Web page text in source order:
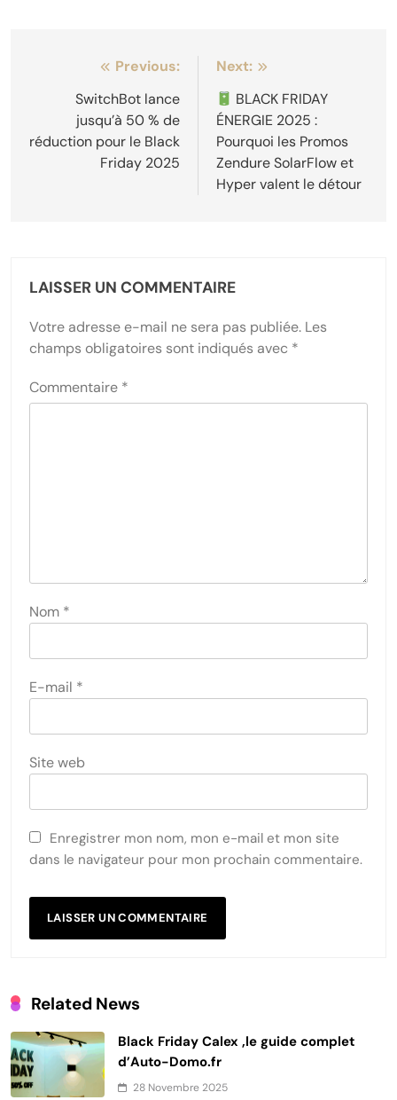
Navigation
l’article
Previous:
SwitchBot lance
jusqu’à 50 % de
réduction pour le Black
Friday 2025
Next:
BLACK FRIDAY
ÉNERGIE 2025 :
Pourquoi les Promos
Zendure SolarFlow et
Hyper valent le détour
LAISSER UN COMMENTAIRE
Votre adresse e-mail ne sera pas publiée. Les
champs obligatoires sont indiqués avec *
Commentaire *
Nom *
E-mail *
Site web
Enregistrer mon nom, mon e-mail et mon site
dans le navigateur pour mon prochain commentaire.
Related News
Black Friday Calex ,le guide complet
d’Auto-Domo.fr
28 Novembre 2025